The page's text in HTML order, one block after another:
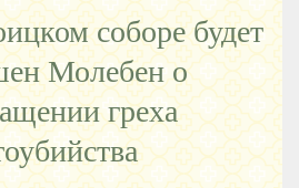
соборе будет
Молебен о
греха